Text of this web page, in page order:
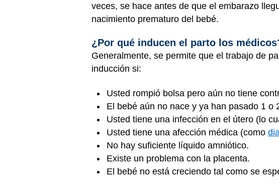
veces, se hace antes de que el embarazo
nacimiento prematuro del bebé.
¿Por qué inducen el parto los
Generalmente, se permite que el trabajo de
inducción si:
Usted rompió bolsa pero aún no tiene
El bebé aún no nace y ya han pasado 1
Usted tiene una infección en el útero (lo
Usted tiene una afección médica (como
No hay suficiente líquido amniótico.
Existe un problema con la placenta.
El bebé no está creciendo tal como se